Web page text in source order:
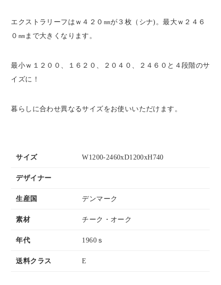
エクストラリーフはｗ４２０㎜が３枚（シナ)。最大ｗ２４６
０㎜まで大きくなります。
最小ｗ１２００、１６２０、２０４０、２４６０と４段階のサ
イズに！
暮らしに合わせ異なるサイズをお使いいただけます。
サイズ W1200-2460xD1200xH740
デザイナー
生産国 デンマーク
素材 チーク・オーク
年代 1960ｓ
送料クラス E